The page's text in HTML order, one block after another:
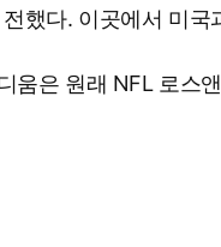
했다. 이곳에서 미국
움은 원래 NFL 로스